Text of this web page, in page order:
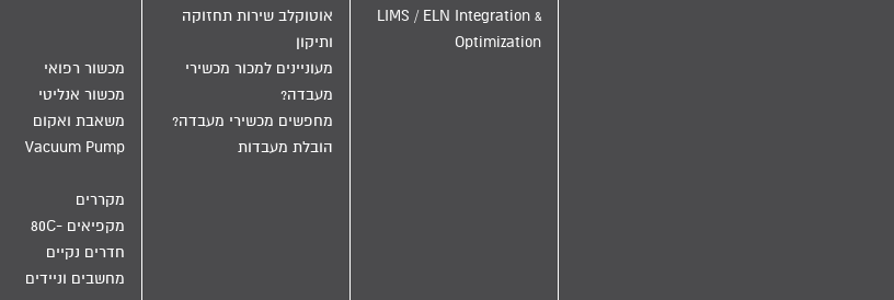
LIMS / ELN Integration &
Optimization
אוטוקלב שירות תחזוקה
ותיקון
מעוניינים למכור מכשירי
מעבדה?
מחפשים מכשירי מעבדה?
הובלת מעבדות
מכשור רפואי
מכשור אנליטי
משאבת ואקום
Vacuum Pump
מקררים
מקפיאים -80C
חדרים נקיים
מחשבים וניידים